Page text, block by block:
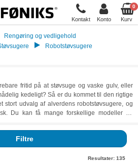
Kontakt Konto
0
Kurv
Rengøring og vedligehold
Robotstøvsugere
fritid på at støvsuge og vaske gulv, eller
kedeligt? Så er du kommet til den rigtige
stort udvalg af alverdens robotstøvsugere, og
Du kan få mange forskellige modeller fra
den helt vilde model med kamera og sensor,
helt standard robotstøvsuger som kan gøre dit
det her på denne side. Hos os finder du
så vi har helt sikkert en, der passer til
Filtre
Resultater: 135